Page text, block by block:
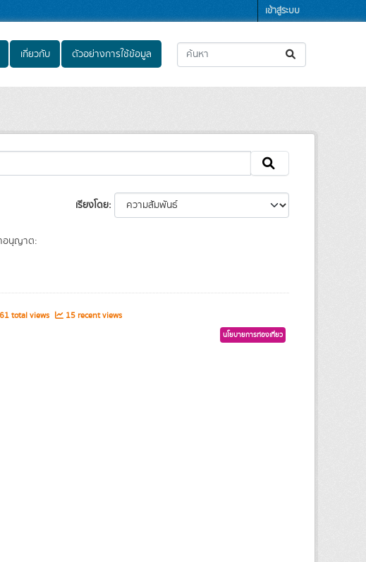
เข้าสู่ระบบ
เกี่ยวกับ ตัวอย่างการใช้ข้อมูล
เรียงโดย
นุญาต:
total views 15 recent views
นโยบายการท่องเที่ยว